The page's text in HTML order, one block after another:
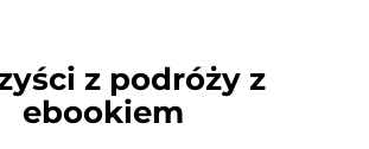
z podróży z
ebookiem